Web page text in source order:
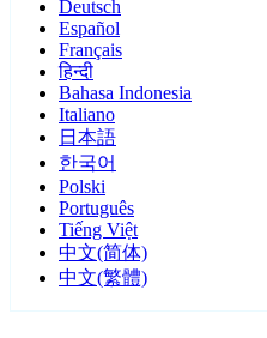
Deutsch
Español
Français
हिन्दी
Bahasa Indonesia
Italiano
日本語
한국어
Polski
Português
Tiếng Việt
中文(简体)
中文(繁體)